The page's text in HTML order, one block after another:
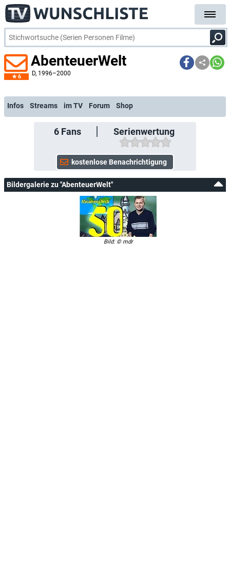
6
AbenteuerWelt
D, 1996–2000
Infos Streams im TV Forum Shop
6Fans Serienwertung
Bildergalerie zu "AbenteuerWelt"
Bild: © mdr